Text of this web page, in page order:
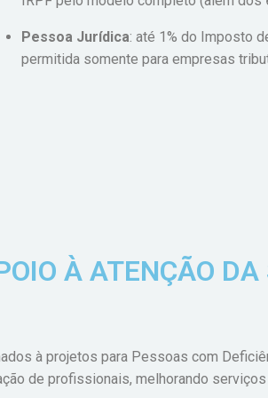
Pessoa Jurídica: até 1% do Imposto
permitida somente para empresas
À ATENÇÃO DA
à projetos para Pessoas com
de profissionais, melhorando